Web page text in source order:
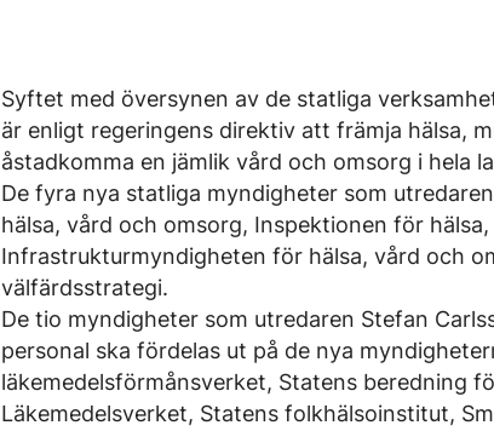
Syftet med översynen av de statliga
är enligt regeringens direktiv att främja hälsa,
åstadkomma en jämlik vård och omsorg i hela
De fyra nya statliga myndigheter som
hälsa, vård och omsorg, Inspektionen för
Infrastrukturmyndigheten för hälsa, vård och
välfärdsstrategi.
De tio myndigheter som utredaren Stefan
personal ska fördelas ut på de nya
läkemedelsförmånsverket, Statens beredning
Läkemedelsverket, Statens folkhälsoinstitut,